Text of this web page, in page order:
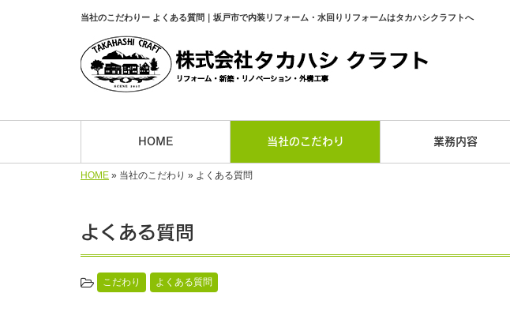
当社のこだわりー よくある質問｜坂戸市で内装リフォーム・水回りリフォームはタカハシクラフトへ
HOME 当社のこだわり 業務内容
HOME » 当社のこだわり » よくある質問
よくある質問
こだわり よくある質問